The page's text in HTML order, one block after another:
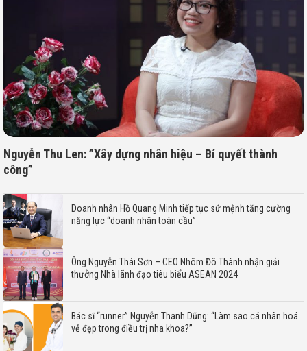
Nguyễn Thu Len: ”Xây dựng nhân hiệu – Bí quyết thành
công”
Doanh nhân Hồ Quang Minh tiếp tục sứ mệnh tăng cường
năng lực “doanh nhân toàn cầu”
Ông Nguyễn Thái Sơn – CEO Nhôm Đô Thành nhận giải
thưởng Nhà lãnh đạo tiêu biểu ASEAN 2024
Bác sĩ “runner” Nguyễn Thanh Dũng: “Làm sao cá nhân hoá
vẻ đẹp trong điều trị nha khoa?”